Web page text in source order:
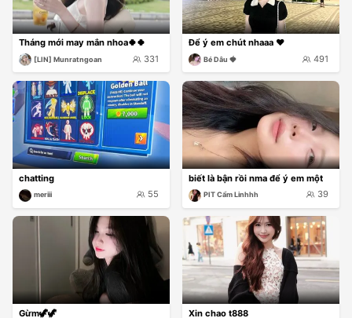
Tháng mới may mắn nhoa🍀🍀
[LIN] Munratngoan 331
Để ý em chút nhaaa ❤️
Bé Dâu 🍓 491
chatting
meriii 55
biết là bận rồi nma để ý em một
PIT Cẩm Linhhh 39
Gừm🦖🦖 Xin chao t888